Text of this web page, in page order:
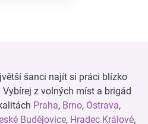
šanci najít si práci blízko
z volných míst a brigád
Praha, Brno, Ostrava,
Budějovice, Hradec Králové,